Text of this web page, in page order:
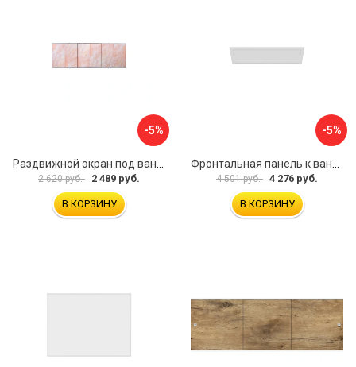
-5%
2 620 руб. 2 489 руб.
В КОРЗИНУ
-5%
4 501 руб. 4 276 руб.
В КОРЗИНУ